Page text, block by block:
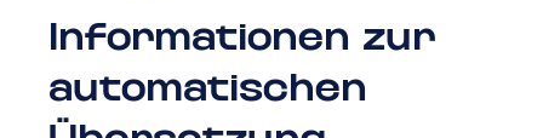
Informationen zur
automatischen